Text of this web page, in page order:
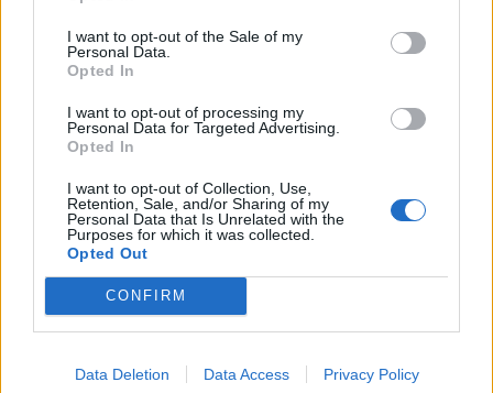
I want to opt-out of the Sale of my
Personal Data.
Opted In
I want to opt-out of processing my
Personal Data for Targeted Advertising.
Opted In
I want to opt-out of Collection, Use,
Retention, Sale, and/or Sharing of my
Personal Data that Is Unrelated with the
Purposes for which it was collected.
Opted Out
CONFIRM
Data Deletion Data Access Privacy Policy